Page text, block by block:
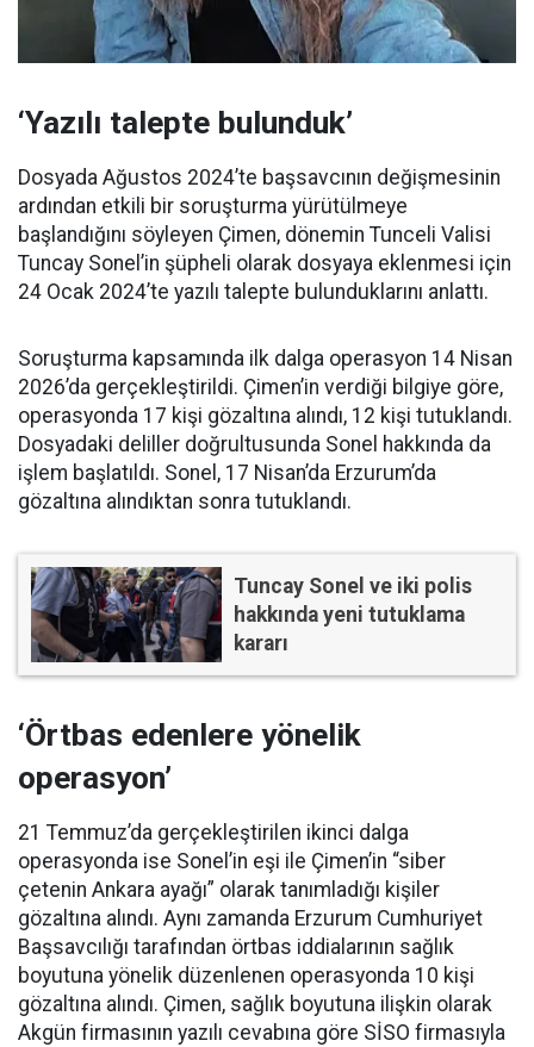
‘Yazılı talepte bulunduk’
Dosyada Ağustos 2024’te başsavcının değişmesinin
ardından etkili bir soruşturma yürütülmeye
başlandığını söyleyen Çimen, dönemin Tunceli Valisi
Tuncay Sonel’in şüpheli olarak dosyaya eklenmesi için
24 Ocak 2024’te yazılı talepte bulunduklarını anlattı.
Soruşturma kapsamında ilk dalga operasyon 14 Nisan
2026’da gerçekleştirildi. Çimen’in verdiği bilgiye göre,
operasyonda 17 kişi gözaltına alındı, 12 kişi tutuklandı.
Dosyadaki deliller doğrultusunda Sonel hakkında da
işlem başlatıldı. Sonel, 17 Nisan’da Erzurum’da
gözaltına alındıktan sonra tutuklandı.
Tuncay Sonel ve iki polis
hakkında yeni tutuklama
kararı
‘Örtbas edenlere yönelik
operasyon’
21 Temmuz’da gerçekleştirilen ikinci dalga
operasyonda ise Sonel’in eşi ile Çimen’in “siber
çetenin Ankara ayağı” olarak tanımladığı kişiler
gözaltına alındı. Aynı zamanda Erzurum Cumhuriyet
Başsavcılığı tarafından örtbas iddialarının sağlık
boyutuna yönelik düzenlenen operasyonda 10 kişi
gözaltına alındı. Çimen, sağlık boyutuna ilişkin olarak
Akgün firmasının yazılı cevabına göre SİSO firmasıyla